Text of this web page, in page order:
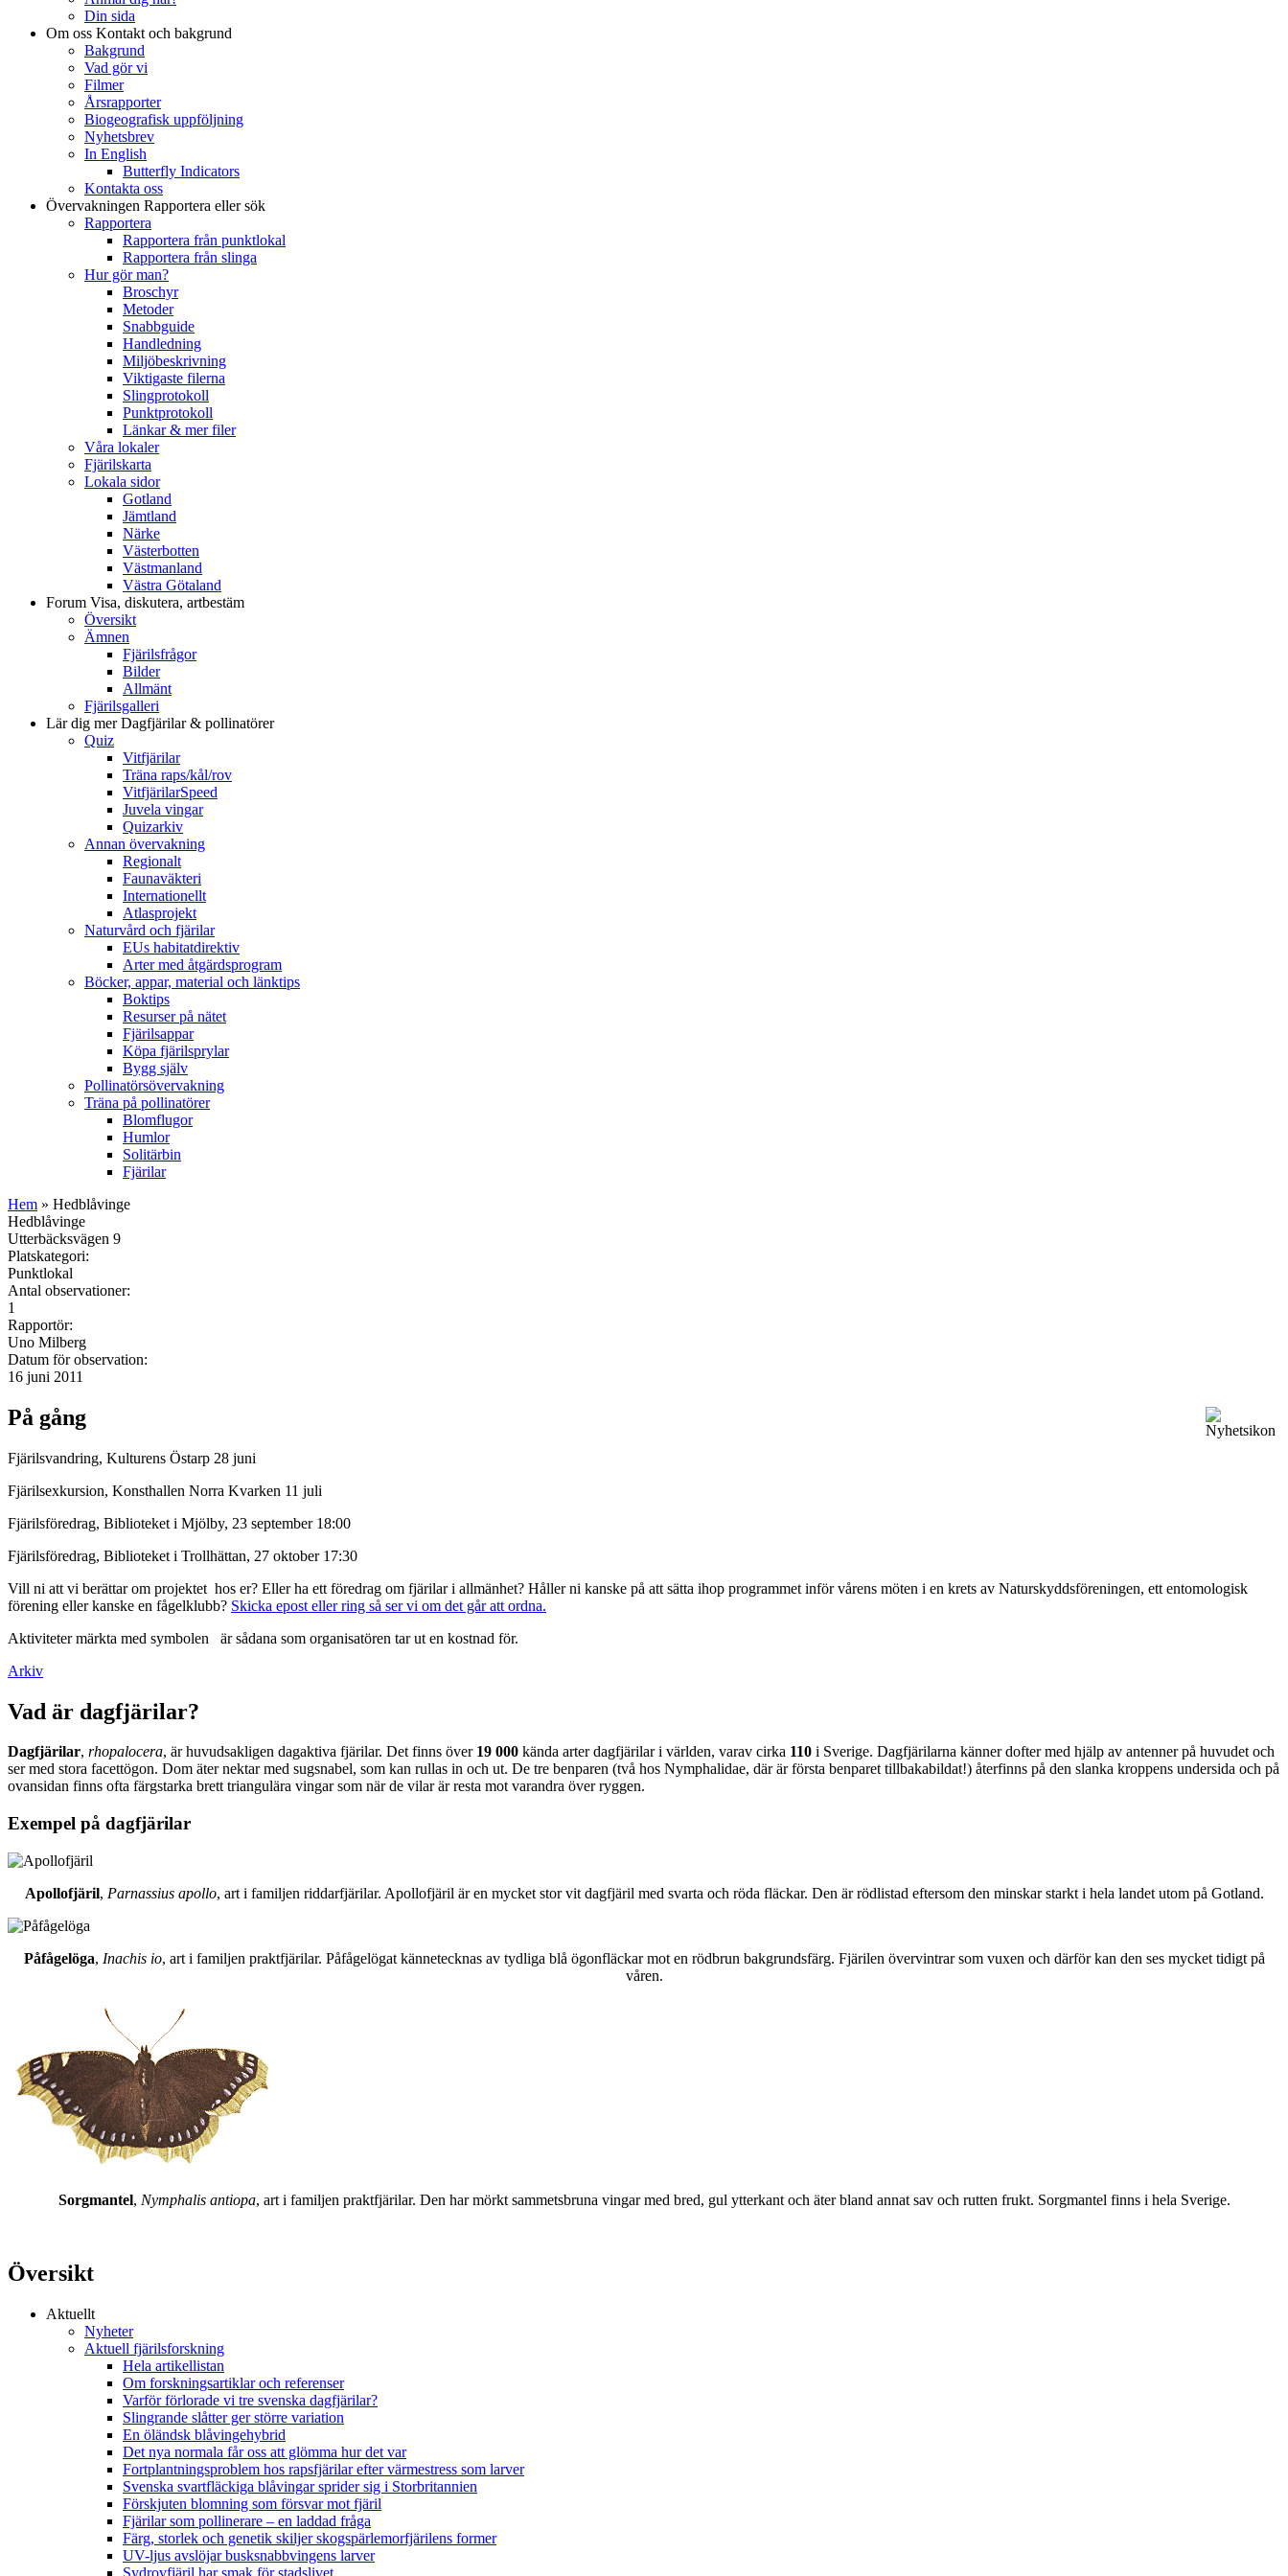
Din sida
Om oss Kontakt och bakgrund
Bakgrund
Vad gör vi
Filmer
Årsrapporter
Biogeografisk uppföljning
Nyhetsbrev
In English
Butterfly Indicators
Kontakta oss
Övervakningen Rapportera eller sök
Rapportera
Rapportera från punktlokal
Rapportera från slinga
Hur gör man?
Broschyr
Metoder
Snabbguide
Handledning
Miljöbeskrivning
Viktigaste filerna
Slingprotokoll
Punktprotokoll
Länkar & mer filer
Våra lokaler
Fjärilskarta
Lokala sidor
Gotland
Jämtland
Närke
Västerbotten
Västmanland
Västra Götaland
Forum Visa, diskutera, artbestäm
Översikt
Ämnen
Fjärilsfrågor
Bilder
Allmänt
Fjärilsgalleri
Lär dig merDagfjärilar & pollinatörer
Quiz
Vitfjärilar
Träna raps/kål/rov
VitfjärilarSpeed
Juvela vingar
Quizarkiv
Annan övervakning
Regionalt
Faunaväkteri
Internationellt
Atlasprojekt
Naturvård och fjärilar
EUs habitatdirektiv
Arter med åtgärdsprogram
Böcker, appar, material och länktips
Boktips
Resurser på nätet
Fjärilsappar
Köpa fjärilsprylar
Bygg själv
Pollinatörsövervakning
Träna på pollinatörer
Blomflugor
Humlor
Solitärbin
Fjärilar
Hem » Hedblåvinge
Hedblåvinge
Utterbäcksvägen 9
Platskategori:
Punktlokal
Antal observationer:
1
Rapportör:
Uno Milberg
Datum för observation:
16 juni 2011
På gång
Fjärilsvandring, Kulturens Östarp 28 juni
Fjärilsexkursion, Konsthallen Norra Kvarken 11 juli
Fjärilsföredrag, Biblioteket i Mjölby, 23 september 18:00
Fjärilsföredrag, Biblioteket i Trollhättan, 27 oktober 17:30
Vill ni att vi berättar om projektet hos er? Eller ha ett föredrag om fjärilar i allmänhet? Håller ni kanske på att sätta ihop programmet inför vårens möten i en krets av Naturskyddsföreningen, ett entomologisk
förening eller kanske en fågelklubb? Skicka epost eller ring så ser vi om det går att ordna.
Aktiviteter märkta med symbolen
är sådana som organisatören tar ut en kostnad för.
Arkiv
Vad är dagfjärilar?
Dagfjärilar, rhopalocera, är huvudsakligen dagaktiva fjärilar. Det finns över 19 000 kända arter dagfjärilar i världen, varav cirka 110 i Sverige. Dagfjärilarna känner dofter med hjälp av antenner på huvudet och
ser med stora facettögon. Dom äter nektar med sugsnabel, som kan rullas in och ut. De tre benparen (två hos Nymphalidae, där är första benparet tillbakabildat!) återfinns på den slanka kroppens undersida och på
ovansidan finns ofta färgstarka brett triangulära vingar som när de vilar är resta mot varandra över ryggen.
Exempel på dagfjärilar
Apollofjäril, Parnassius apollo, art i familjen riddarfjärilar. Apollofjäril är en mycket stor vit dagfjäril med svarta och röda fläckar. Den är rödlistad eftersom den minskar starkt i hela landet utom på Gotland.
Påfågelöga, Inachis io, art i familjen praktfjärilar. Påfågelögat kännetecknas av tydliga blå ögonfläckar mot en rödbrun bakgrundsfärg. Fjärilen övervintrar som vuxen och därför kan den ses mycket tidigt på
våren.
Sorgmantel, Nymphalis antiopa, art i familjen praktfjärilar. Den har mörkt sammetsbruna vingar med bred, gul ytterkant och äter bland annat sav och rutten frukt. Sorgmantel finns i hela Sverige.
Översikt
Aktuellt
Nyheter
Aktuell fjärilsforskning
Hela artikellistan
Om forskningsartiklar och referenser
Varför förlorade vi tre svenska dagfjärilar?
Slingrande slåtter ger större variation
En öländsk blåvingehybrid
Det nya normala får oss att glömma hur det var
Fortplantningsproblem hos rapsfjärilar efter värmestress som larver
Svenska svartfläckiga blåvingar sprider sig i Storbritannien
Förskjuten blomning som försvar mot fjäril
Fjärilar som pollinerare – en laddad fråga
Färg, storlek och genetik skiljer skogspärlemorfjärilens former
UV-ljus avslöjar busksnabbvingens larver
Sydrovfjäril har smak för stadslivet